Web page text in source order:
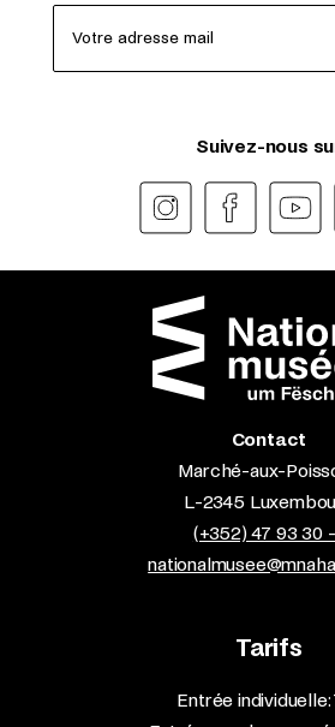
Votre adresse mail
Suivez-nous
Contact
Marché-aux-
L-2345
(+352) 47 93 30 -
Tarifs
Entrée individuelle: